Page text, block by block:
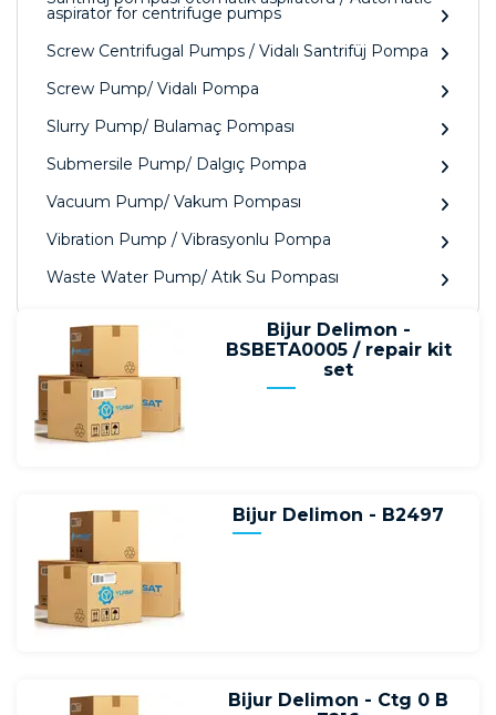
aspirator for centrifuge pumps
Screw Centrifugal Pumps / Vidalı Santrifüj Pompa
Screw Pump/ Vidalı Pompa
Slurry Pump/ Bulamaç Pompası
Submersile Pump/ Dalgıç Pompa
Vacuum Pump/ Vakum Pompası
Vibration Pump / Vibrasyonlu Pompa
Waste Water Pump/ Atık Su Pompası
Bijur Delimon -
BSBETA0005 / repair kit
set
Bijur Delimon - B2497
Bijur Delimon - Ctg 0 B